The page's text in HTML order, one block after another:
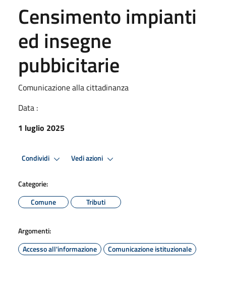
Censimento impianti
ed insegne
pubbicitarie
Comunicazione alla cittadinanza
Data :
1 luglio 2025
Condividi Vedi azioni
Categorie:
Comune
Tributi
Argomenti:
Accesso all'informazione
Comunicazione istituzionale